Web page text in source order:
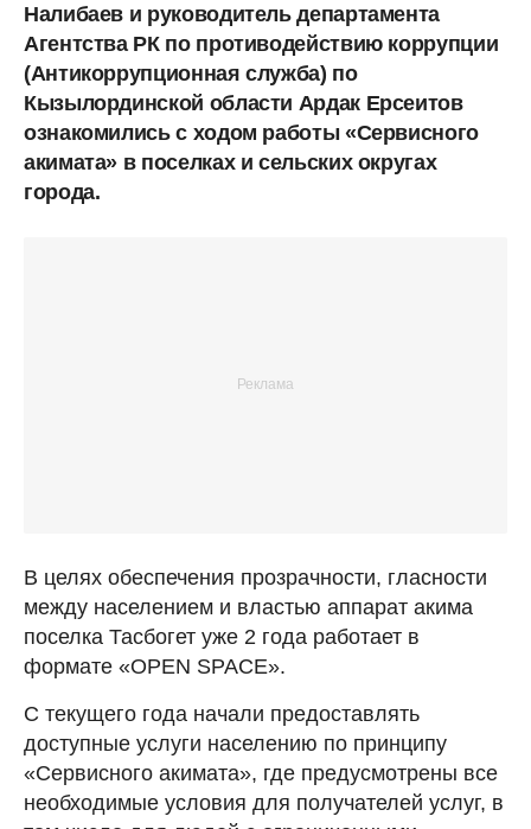
Налибаев и руководитель департамента
Агентства РК по противодействию коррупции
(Антикоррупционная служба) по
Кызылординской области Ардак Ерсеитов
ознакомились с ходом работы «Сервисного
акимата» в поселках и сельских округах
города.
В целях обеспечения прозрачности, гласности
между населением и властью аппарат акима
поселка Тасбогет уже 2 года работает в
формате «OPEN SPACE».
С текущего года начали предоставлять
доступные услуги населению по принципу
«Сервисного акимата», где предусмотрены все
необходимые условия для получателей услуг, в